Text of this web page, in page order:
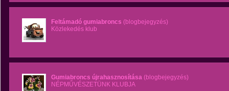
Feltámadó gumiabroncs (blogbejegyzés)
Közlekedés klub
Gumiabroncs újrahasznosítása (blogbejegyzés)
NÉPMŰVÉSZETÜNK KLUBJA